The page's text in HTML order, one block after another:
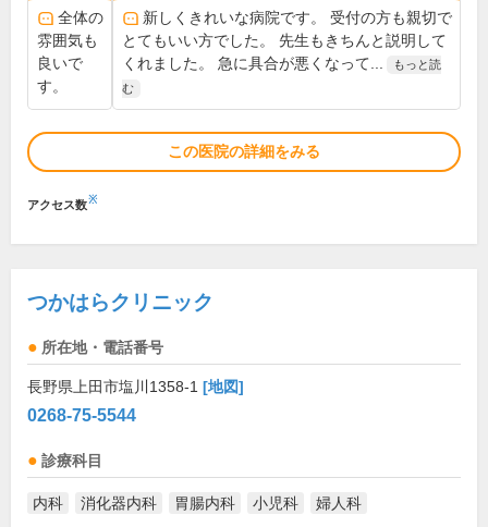
全体の
雰囲気も
良いで
す。
新しくきれいな病院です。 受付の方も親切で
とてもいい方でした。 先生もきちんと説明して
くれました。 急に具合が悪くなって...
もっと読
む
この医院の詳細をみる
アクセス数※
つかはらクリニック
所在地・電話番号
長野県上田市塩川1358-1 [地図]
0268-75-5544
診療科目
内科 消化器内科 胃腸内科 小児科 婦人科